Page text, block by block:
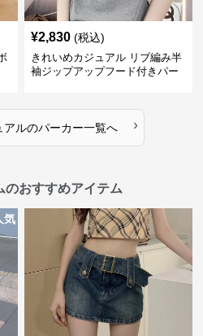
¥2,830 (税込)
きれいめカジュアル リブ編み半
袖ジップアップフード付きパー
アルのパーカー一覧へ ›
のおすすめアイテム
気